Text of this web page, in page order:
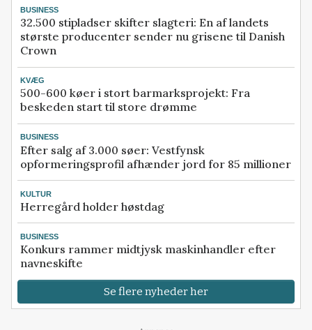
BUSINESS
32.500 stipladser skifter slagteri: En af landets
største producenter sender nu grisene til Danish
Crown
KVÆG
500-600 køer i stort barmarksprojekt: Fra
beskeden start til store drømme
BUSINESS
Efter salg af 3.000 søer: Vestfynsk
opformeringsprofil afhænder jord for 85 millioner
KULTUR
Herregård holder høstdag
BUSINESS
Konkurs rammer midtjysk maskinhandler efter
navneskifte
Se flere nyheder her